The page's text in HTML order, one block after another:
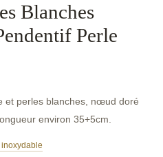
Blanches
Perle
et perles blanches, nœud doré
environ 35+5cm.